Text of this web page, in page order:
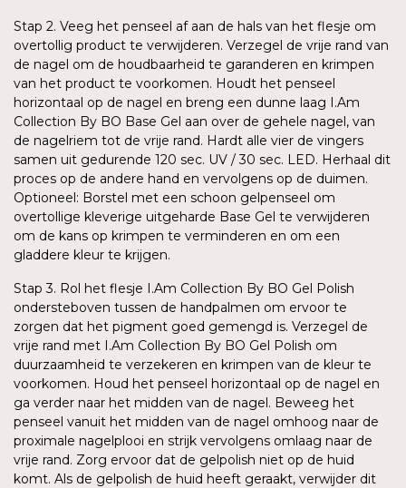
Stap 2. Veeg het penseel af aan de hals van het flesje om
overtollig product te verwijderen. Verzegel de vrije rand van
de nagel om de houdbaarheid te garanderen en krimpen
van het product te voorkomen. Houdt het penseel
horizontaal op de nagel en breng een dunne laag I.Am
Collection By BO Base Gel aan over de gehele nagel, van
de nagelriem tot de vrije rand. Hardt alle vier de vingers
samen uit gedurende 120 sec. UV / 30 sec. LED. Herhaal dit
proces op de andere hand en vervolgens op de duimen.
Optioneel: Borstel met een schoon gelpenseel om
overtollige kleverige uitgeharde Base Gel te verwijderen
om de kans op krimpen te verminderen en om een
gladdere kleur te krijgen.
Stap 3. Rol het flesje I.Am Collection By BO Gel Polish
ondersteboven tussen de handpalmen om ervoor te
zorgen dat het pigment goed gemengd is. Verzegel de
vrije rand met I.Am Collection By BO Gel Polish om
duurzaamheid te verzekeren en krimpen van de kleur te
voorkomen. Houd het penseel horizontaal op de nagel en
ga verder naar het midden van de nagel. Beweeg het
penseel vanuit het midden van de nagel omhoog naar de
proximale nagelplooi en strijk vervolgens omlaag naar de
vrije rand. Zorg ervoor dat de gelpolish niet op de huid
komt. Als de gelpolish de huid heeft geraakt, verwijder dit